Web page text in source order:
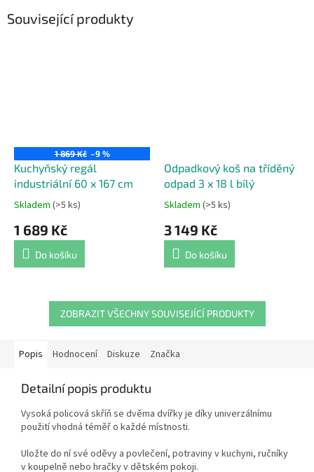
Související produkty
1 869 Kč –9 %
Kuchyňský regál
industriální 60 x 167 cm
Průměrné
produktu
5,0
hvězdiček.
Skladem (>5 ks)
1 689 Kč
Do košíku
Odpadkový koš na tříděný
odpad 3 x 18 l bílý
Průměrné
produktu
5,0
hvězdiček.
Skladem (>5 ks)
3 149 Kč
Do košíku
ZOBRAZIT VŠECHNY SOUVISEJÍCÍ PRODUKTY
Popis Hodnocení Diskuze Značka
Detailní popis produktu
Vysoká policová skříň se dvěma dvířky je díky univerzálnímu
použití vhodná téměř o každé místnosti.
Uložte do ní své oděvy a povlečení, potraviny v kuchyni, ručníky
v koupelně nebo hračky v dětském pokoji.